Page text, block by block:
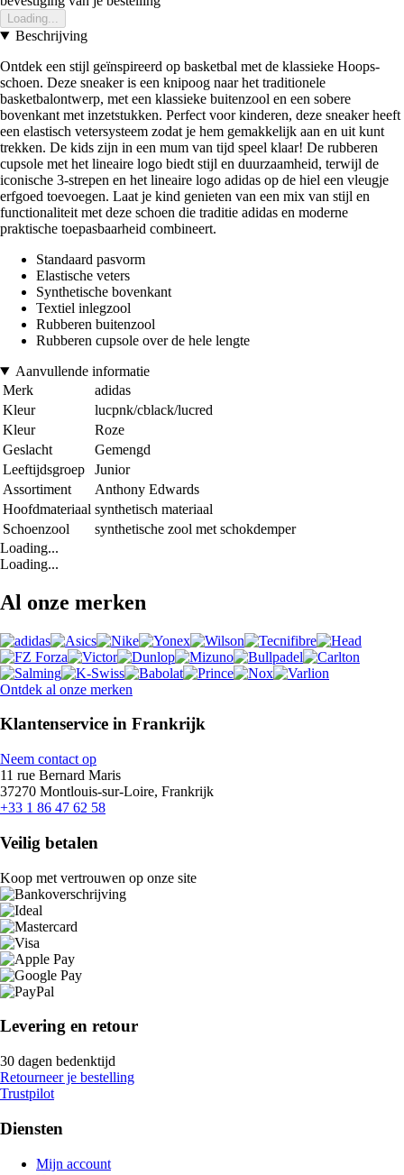
Loading...
Beschrijving
Ontdek een stijl geïnspireerd op basketbal met de klassieke Hoops-
schoen. Deze sneaker is een knipoog naar het traditionele
basketbalontwerp, met een klassieke buitenzool en een sobere
bovenkant met inzetstukken. Perfect voor kinderen, deze sneaker heeft
een elastisch vetersysteem zodat je hem gemakkelijk aan en uit kunt
trekken. De kids zijn in een mum van tijd speel klaar! De rubberen
cupsole met het lineaire logo biedt stijl en duurzaamheid, terwijl de
iconische 3-strepen en het lineaire logo adidas op de hiel een vleugje
erfgoed toevoegen. Laat je kind genieten van een mix van stijl en
functionaliteit met deze schoen die traditie adidas en moderne
praktische toepasbaarheid combineert.
Standaard pasvorm
Elastische veters
Synthetische bovenkant
Textiel inlegzool
Rubberen buitenzool
Rubberen cupsole over de hele lengte
Aanvullende informatie
Merk
adidas
Kleur
lucpnk/cblack/lucred
Kleur
Roze
Geslacht
Gemengd
Leeftijdsgroep
Junior
Assortiment
Anthony Edwards
Hoofdmateriaal synthetisch materiaal
Schoenzool
synthetische zool met schokdemper
Loading...
Loading...
Al onze merken
Ontdek al onze merken
Klantenservice in Frankrijk
Neem contact op
11 rue Bernard Maris
37270 Montlouis-sur-Loire, Frankrijk
+33 1 86 47 62 58
Veilig betalen
Koop met vertrouwen op onze site
Levering en retour
30 dagen bedenktijd
Retourneer je bestelling
Trustpilot
Diensten
Mijn account